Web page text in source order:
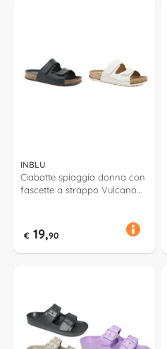
INBLU
Ciabatte spiaggia donna con
fascette a strappo Vulcano
€ 19,90